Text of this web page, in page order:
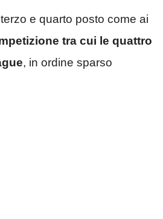
e quarto posto come ai
tra cui le quattro
, in ordine sparso